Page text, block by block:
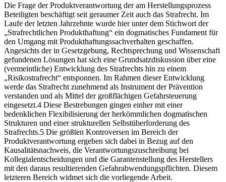
Die Frage der Produktverantwortung der am Herstellungsprozess
Beteiligten beschäftigt seit geraumer Zeit auch das Strafrecht. Im
Laufe der letzten Jahrzehnte wurde hier unter dem Stichwort der
„Strafrechtlichen Produkthaftung“ ein dogmatisches Fundament für
den Umgang mit Produkthaftungssachverhalten geschaffen.
Angesichts der in Gesetzgebung, Rechtsprechung und Wissenschaft
gefundenen Lösungen hat sich eine Grundsatzdiskussion über eine
(vermeintliche) Entwicklung des Strafrechts hin zu einem
„Risikostrafrecht“ entsponnen. Im Rahmen dieser Entwicklung
werde das Strafrecht zunehmend als Instrument der Prävention
verstanden und als Mittel der großflächigen Gefahrsteuerung
eingesetzt.4 Diese Bestrebungen gingen einher mit einer
bedenklichen Flexibilisierung der herkömmlichen dogmatischen
Strukturen und einer strukturellen Selbstüberforderung des
Strafrechts.5 Die größten Kontroversen im Bereich der
Produktverantwortung ergeben sich dabei in Bezug auf den
Kausalitätsnachweis, die Verantwortungszuschreibung bei
Kollegialentscheidungen und die Garantenstellung des Herstellers
mit den daraus resultierenden Gefahrabwendungspflichten. Diesem
letzteren Bereich widmet sich die vorliegende Arbeit.